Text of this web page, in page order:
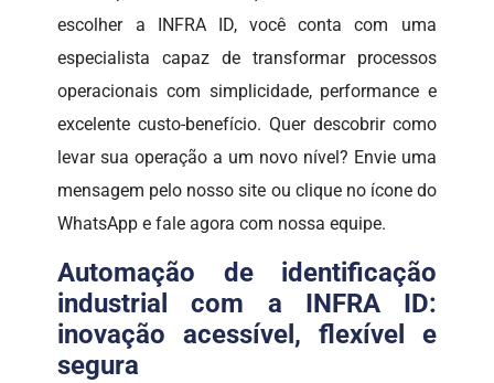
escolher a INFRA ID, você conta com uma
especialista capaz de transformar processos
operacionais com simplicidade, performance e
excelente custo-benefício. Quer descobrir como
levar sua operação a um novo nível? Envie uma
mensagem pelo nosso site ou clique no ícone do
WhatsApp e fale agora com nossa equipe.
Automação de identificação
industrial com a INFRA ID:
inovação acessível, flexível e
segura